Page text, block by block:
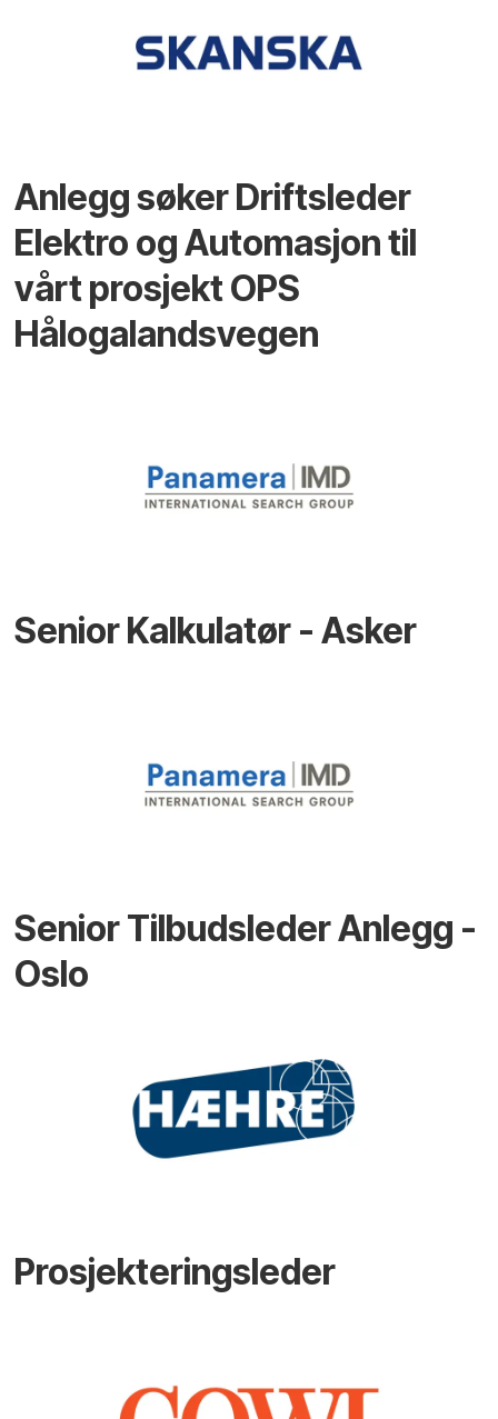
Anlegg søker Driftsleder
Elektro og Automasjon til
vårt prosjekt OPS
Hålogalandsvegen
Senior Kalkulatør - Asker
Senior Tilbudsleder Anlegg -
Oslo
Prosjekteringsleder